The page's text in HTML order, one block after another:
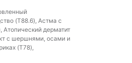
(T88.6), Астма с
Атопический дерматит
с шершнями, осами и
(T78),